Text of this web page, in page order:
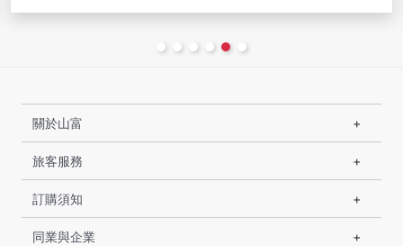
關於山富
旅客服務
訂購須知
同業與企業